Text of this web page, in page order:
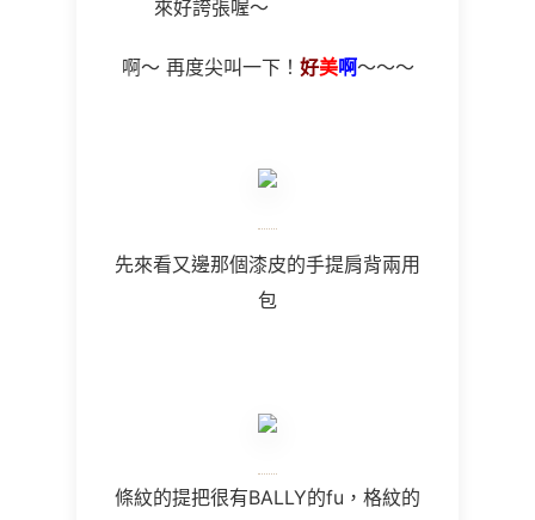
來好誇張喔～
啊～ 再度尖叫一下！ 好美啊～～～
先來看又邊那個漆皮的手提肩背兩用
包
條紋的提把很有BALLY的fu，格紋的